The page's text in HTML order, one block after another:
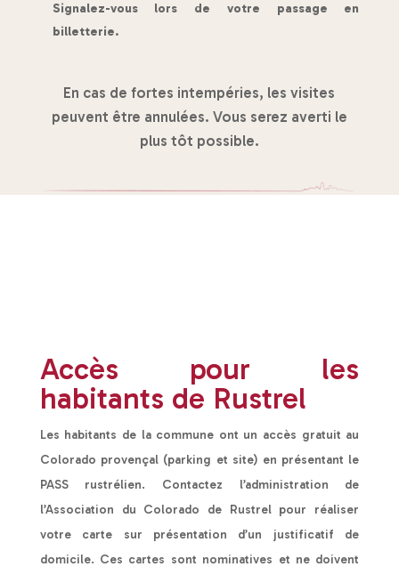
Signalez-vous lors de votre passage en
billetterie.
En cas de fortes intempéries, les visites
peuvent être annulées. Vous serez averti le
plus tôt possible.
Accès pour les
habitants de Rustrel
Les habitants de la commune ont un accès gratuit au
Colorado provençal (parking et site) en présentant le
PASS rustrélien. Contactez l’administration de
l’Association du Colorado de Rustrel pour réaliser
votre carte sur présentation d’un justificatif de
domicile. Ces cartes sont nominatives et ne doivent